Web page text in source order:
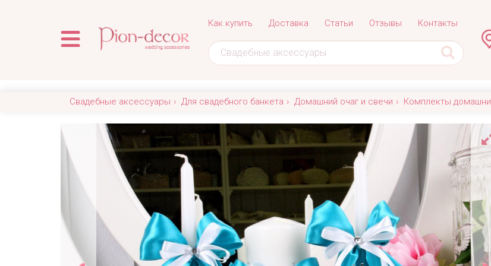
Как купить Доставка Статьи Отзывы Контакты
Свадебные аксессуары Для свадебного банкета Домашний очаг и свечи Комплекты